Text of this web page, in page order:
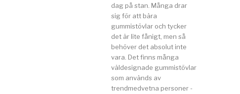
dag på stan. Många drar
sig för att bära
gummistövlar och tycker
det är lite fånigt, men så
behöver det absolut inte
vara. Det finns många
väldesignade gummistövlar
som används av
trendmedvetna personer -